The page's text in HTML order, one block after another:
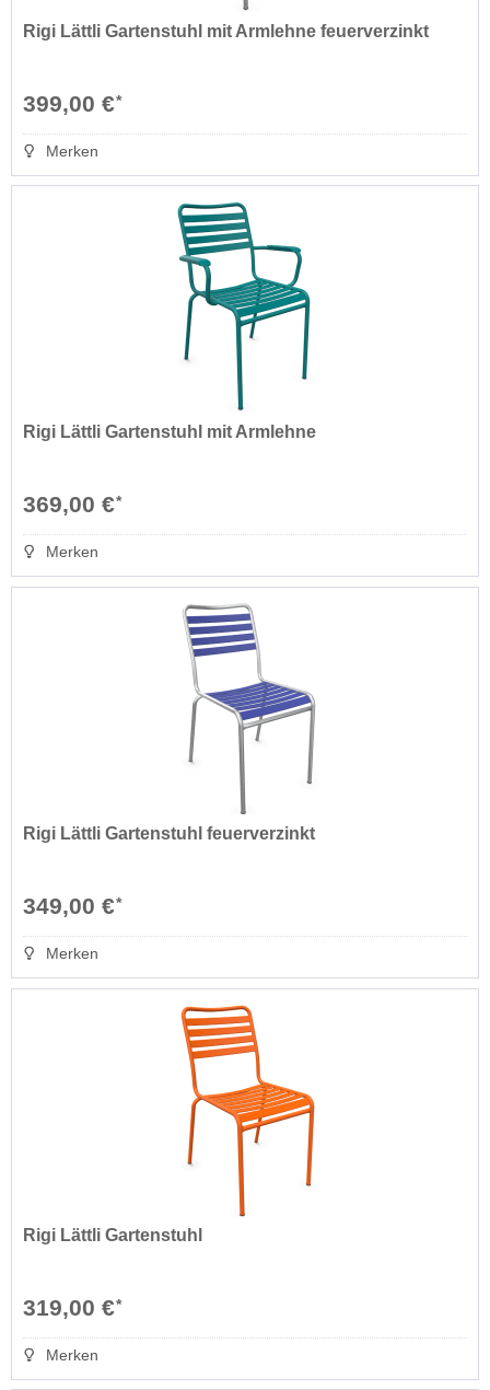
Rigi Lättli Gartenstuhl mit Armlehne feuerverzinkt
399,00 €*
Merken
Rigi Lättli Gartenstuhl mit Armlehne
369,00 €*
Merken
Rigi Lättli Gartenstuhl feuerverzinkt
349,00 €*
Merken
Rigi Lättli Gartenstuhl
319,00 €*
Merken